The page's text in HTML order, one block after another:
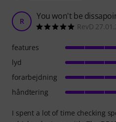
R You won't be
RevD
I spent a lot of time checking
features
lyd
forarbejdning
håndtering